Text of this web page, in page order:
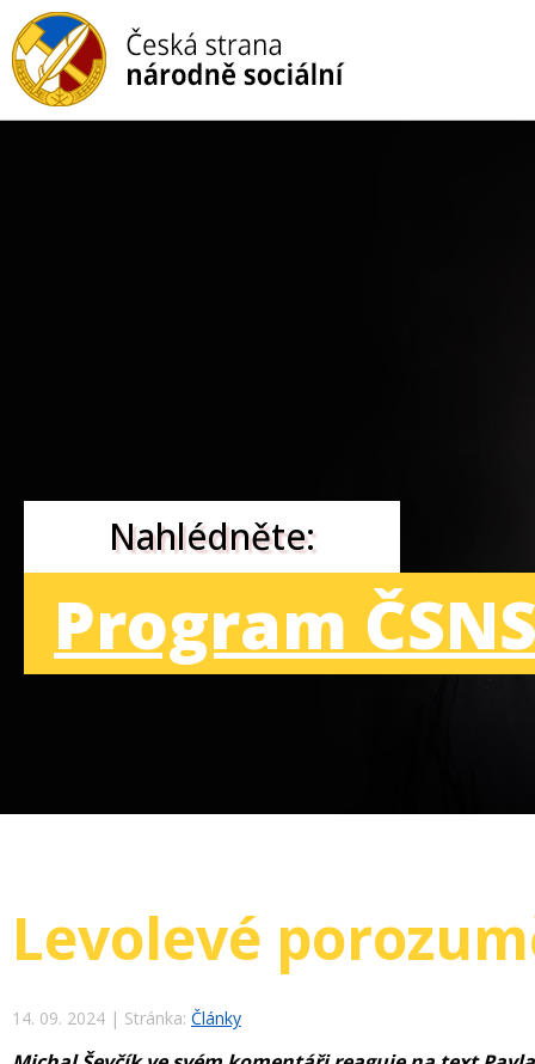
Nahlédněte:
Program
Levolevé
14. 09. 2024 | Stránka: Články